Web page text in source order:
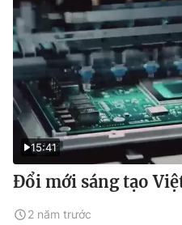
15:41
Đổi mới sáng tạo
2 năm trước